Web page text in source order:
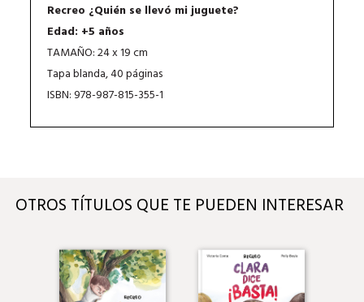
Recreo ¿Quién se llevó mi juguete?
Edad: +5 años
TAMAÑO: 24 x 19 cm
Tapa blanda, 40 páginas
ISBN: 978-987-815-355-1
OTROS TÍTULOS QUE TE PUEDEN INTERESAR